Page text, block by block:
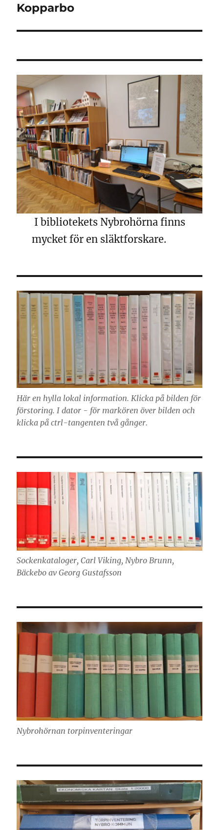
Nästa
Kopparbo
I bibliotekets Nybrohörna finns
mycket för en släktforskare.
Här en hylla lokal information. Klicka på bilden för
förstoring. I dator - för markören över bilden och
klicka på ctrl-tangenten två gånger.
Sockenkataloger, Carl Viking, Nybro Brunn,
Bäckebo av Georg Gustafsson
Nybrohörnan torpinventeringar